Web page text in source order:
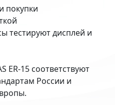
покупки
тестируют дисплей и
ER-15 соответствуют
России и